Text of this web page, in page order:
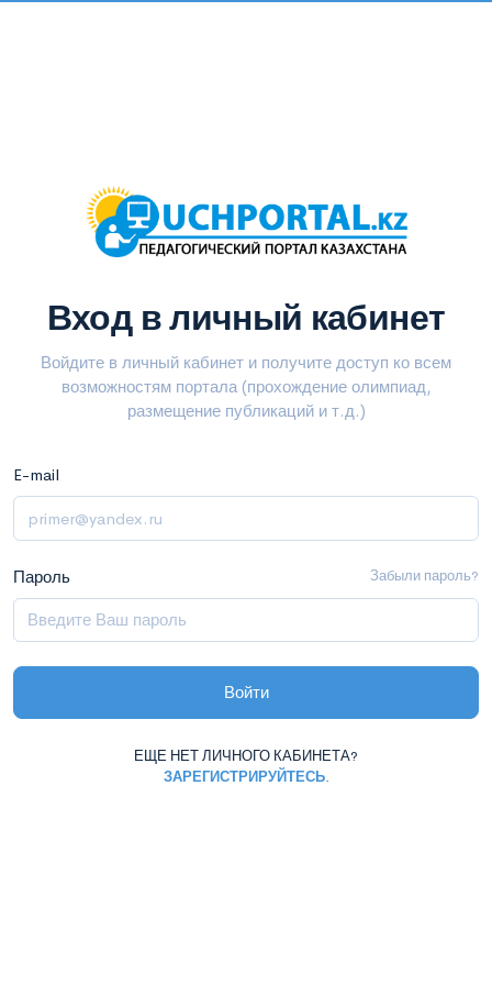
Вход в личный кабинет
Войдите в личный кабинет и получите доступ ко всем
возможностям портала (прохождение олимпиад,
размещение публикаций и т.д.)
E-mail
Пароль Забыли пароль?
Войти
ЕЩЕ НЕТ ЛИЧНОГО КАБИНЕТА?
ЗАРЕГИСТРИРУЙТЕСЬ.